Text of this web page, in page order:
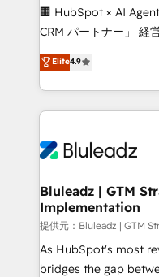
🏢 HubSpot × AI
CRM パートナー」 経営課題と現場業務をつなぐAIネイ
ティブ・エージェンシ
力で顧客フロント業務を再設計
をする会社か？
トを組み込んだ顧客フ
ィブ・エージェンシー
を、CRMを軸とした全
思決定者・PMO・現場
HubSpot導入・活用
GTMの見える化・自
タ品質設計、グループ
Elite4.9
Bluleadz | GTM
Implementation
提供元：Bluleadz | GTM
As HubSpot's most
bridges the gap